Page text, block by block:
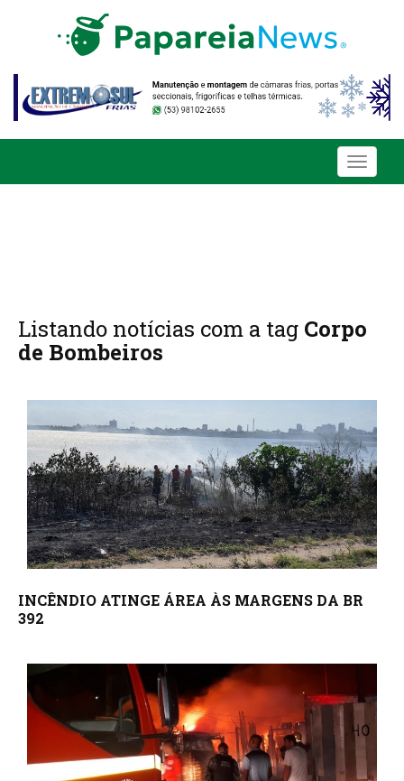
Toggle
Listando notícias com a tag Corpo
de Bombeiros
INCÊNDIO ATINGE ÁREA ÀS MARGENS DA BR
392